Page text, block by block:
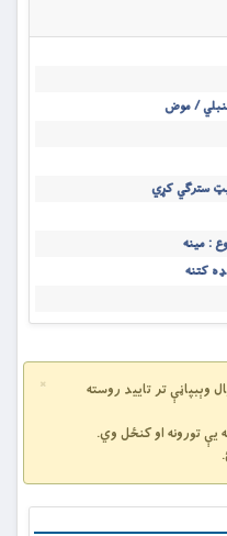
/ موض
سترګي کړي
: مینه
کتنه
×
وېبپاڼې تر تایید روسته
یې تورونه او کنځل وي.